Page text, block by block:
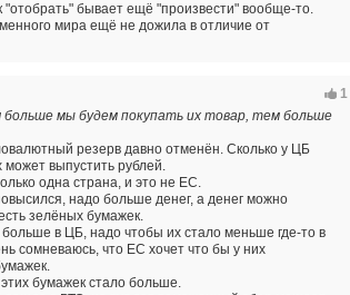
"отобрать" бывает ещё "произвести" вообще-то.
мира ещё не дожила в отличие от
1
мы будем покупать их товар, тем больше
резерв давно отменён. Сколько у ЦБ
может выпустить рублей.
одна страна, и это не ЕС.
надо больше денег, а денег можно
зелёных бумажек.
в ЦБ, надо чтобы их стало меньше где-то в
сомневаюсь, что ЕС хочет что бы у них
бумажек стало больше.